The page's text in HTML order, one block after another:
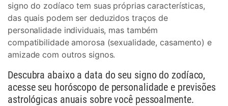
signo do zodíaco tem suas próprias características,
das quais podem ser deduzidos traços de
personalidade individuais, mas também
compatibilidade amorosa (sexualidade, casamento) e
amizade com outros signos.
Descubra abaixo a data do seu signo do zodíaco,
acesse seu horóscopo de personalidade e previsões
astrológicas anuais sobre você pessoalmente.